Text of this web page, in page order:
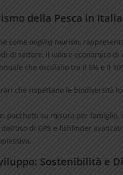
della Pesca in Italia
come angling tourism,
di settore, il valore economico
che oscillano tra il 5% e il
che rispettano le biodiversità
: pacchetti su misura per
dall’uso di GPS e fishfinder
Sostenibilità e